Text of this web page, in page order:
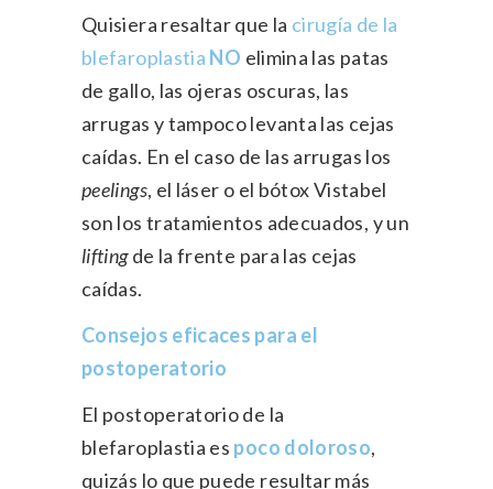
Quisiera resaltar que la cirugía de la
blefaroplastia NO elimina las patas
de gallo, las ojeras oscuras, las
arrugas y tampoco levanta las cejas
caídas. En el caso de las arrugas los
peelings, el láser o el bótox Vistabel
son los tratamientos adecuados, y un
liftingde la frente para las cejas
caídas.
Consejos eficaces para el
postoperatorio
El postoperatorio de la
blefaroplastia es poco doloroso,
quizás lo que puede resultar más